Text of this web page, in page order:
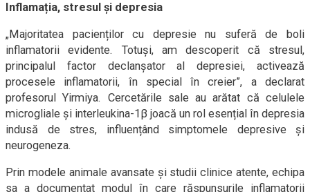
Inflamația, stresul și depresia
„Majoritatea pacienților cu depresie nu suferă de boli
inflamatorii evidente. Totuși, am descoperit că stresul,
principalul factor declanșator al depresiei, activează
procesele inflamatorii, în special în creier”, a declarat
profesorul Yirmiya. Cercetările sale au arătat că celulele
microgliale și interleukina-1β joacă un rol esențial în depresia
indusă de stres, influențând simptomele depresive și
neurogeneza.
Prin modele animale avansate și studii clinice atente, echipa
sa a documentat modul în care răspunsurile inflamatorii